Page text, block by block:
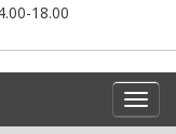
18.00